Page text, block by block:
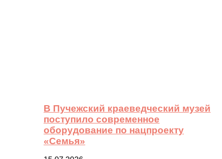
В Пучежский краеведческий музей
поступило современное
оборудование по нацпроекту
«Семья»